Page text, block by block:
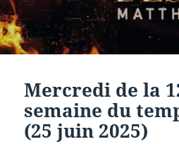
Mercredi de la
semaine du
(25 juin 2025)